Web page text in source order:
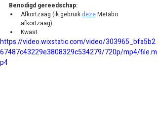
Benodigd gereedschap:
Afkortzaag (ik gebruik deze Metabo
afkortzaag)
Kwast
https://video.wixstatic.com/video/303965_bfa5b2
67487c43229e3808329c534279/720p/mp4/file.m
p4